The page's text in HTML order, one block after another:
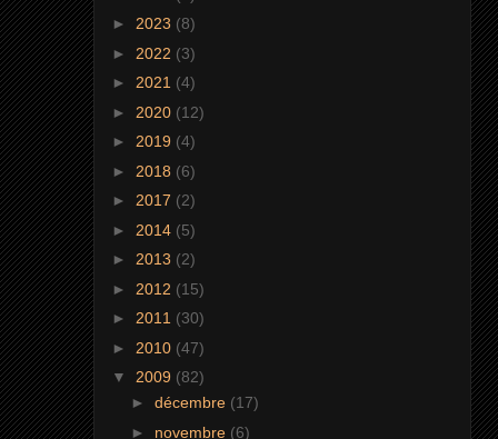
► 2023 (8)
► 2022 (3)
► 2021 (4)
► 2020 (12)
► 2019 (4)
► 2018 (6)
► 2017 (2)
► 2014 (5)
► 2013 (2)
► 2012 (15)
► 2011 (30)
► 2010 (47)
▼ 2009 (82)
► décembre (17)
► novembre (6)